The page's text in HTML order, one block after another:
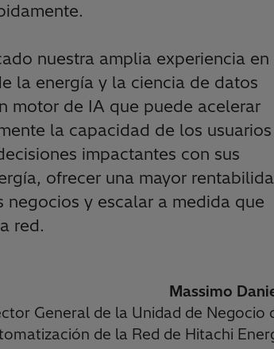
nuestra amplia experiencia en
la energía y la ciencia de datos
motor de IA que puede acelerar
la capacidad de los usuarios
impactantes con sus
ofrecer una mayor
negocios y escalar a medida que
red.
Massimo
General de la Unidad de Negocio
de la Red de Hitachi